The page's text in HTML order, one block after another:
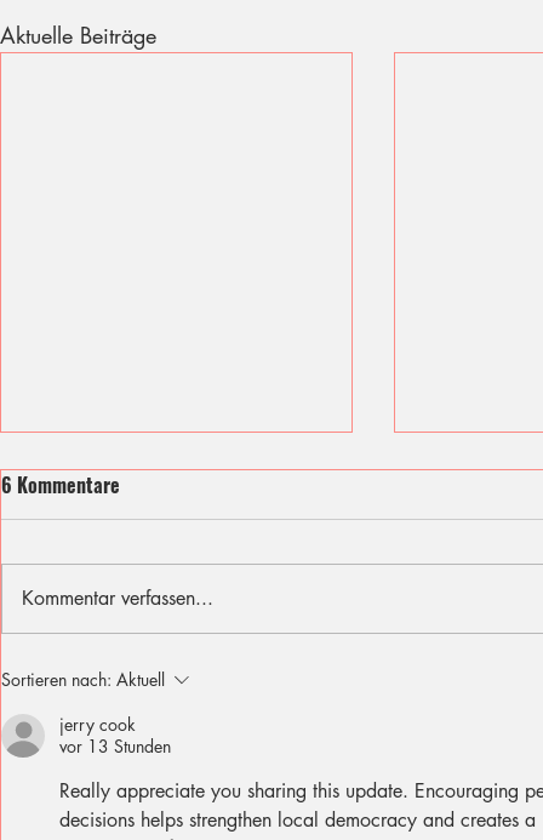
Aktuelle Beiträge
Ich fühle mit den Opfern des
6 Kommentare
Kommentar verfassen...
Sortieren nach: Aktuell
jerry cook
vor 13 Stunden
Really appreciate you sharing this update. Encouraging
decisions helps strengthen local democracy and creates